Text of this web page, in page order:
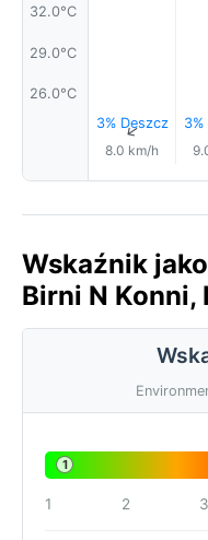
32.0°C
29.0°C
26.0°C
3% Deszcz
↑
8.0 km/h
Wskaźnik
Birni N
1
1 2 3